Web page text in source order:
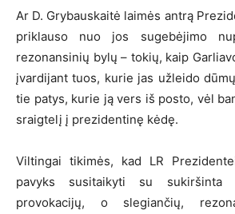
Ar D. Grybauskaitė laimės antrą
priklauso nuo jos sugebėjimo
rezonansinių bylų – tokių, kaip
įvardijant tuos, kurie jas užleido
tie patys, kurie ją vers iš posto, vėl
sraigtelį į prezidentinę kėdę.
Viltingai tikimės, kad LR
pavyks susitaikyti su sukiršinta
provokacijų, o slegiančių,